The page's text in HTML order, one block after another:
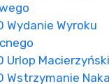
Wydanie Wyroku
Urlop Macierzyński
Wstrzymanie